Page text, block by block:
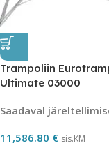
Trampoliin
Ultimate 03000
Saadaval
11,586.80 € sis.KM